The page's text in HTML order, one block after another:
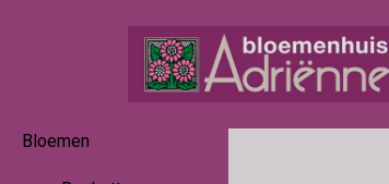
Bloemen